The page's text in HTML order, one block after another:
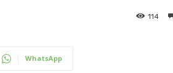
114
WhatsApp